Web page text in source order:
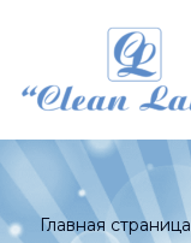
Главная страница